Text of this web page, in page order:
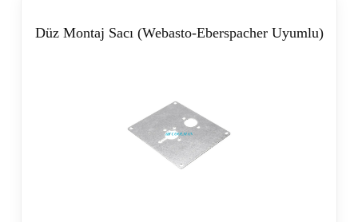
Düz Montaj Sacı (Webasto-Eberspacher Uyumlu)